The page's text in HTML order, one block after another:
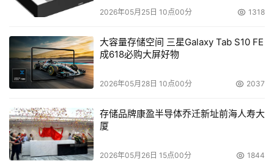
2026年05月25日 10点00分 1318
大容量存储空间 三星Galaxy Tab S10 FE
成618必购大屏好物
2026年05月28日 10点00分 2037
存储品牌康盈半导体乔迁新址前海人寿大
厦
2026年05月26日 15点00分 1844